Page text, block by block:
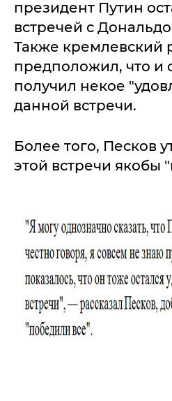
президент Путин
встречей с
Также кремлевский
предположил, что и
получил некое
данной встречи.
Более того, Песков
этой встречи якобы